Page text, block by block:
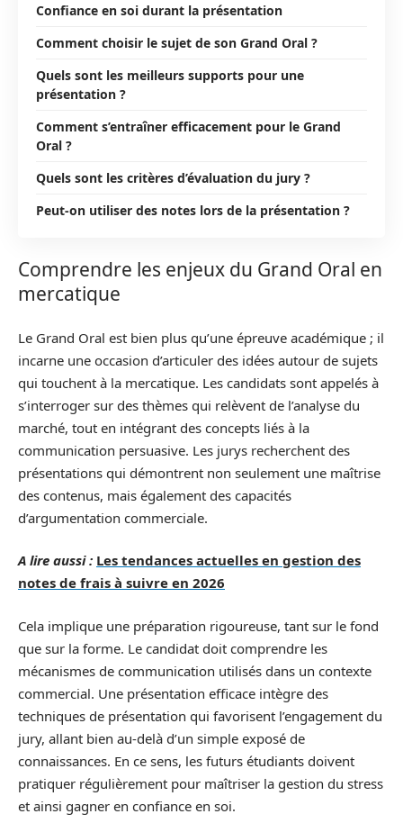
Confiance en soi durant la présentation
Comment choisir le sujet de son Grand Oral ?
Quels sont les meilleurs supports pour une
présentation ?
Comment s’entraîner efficacement pour le Grand
Oral ?
Quels sont les critères d’évaluation du jury ?
Peut-on utiliser des notes lors de la présentation ?
Comprendre les enjeux du Grand Oral en
mercatique
Le Grand Oral est bien plus qu’une épreuve académique ; il
incarne une occasion d’articuler des idées autour de sujets
qui touchent à la mercatique. Les candidats sont appelés à
s’interroger sur des thèmes qui relèvent de l’analyse du
marché, tout en intégrant des concepts liés à la
communication persuasive. Les jurys recherchent des
présentations qui démontrent non seulement une maîtrise
des contenus, mais également des capacités
d’argumentation commerciale.
A lire aussi : Les tendances actuelles en gestion des
notes de frais à suivre en 2026
Cela implique une préparation rigoureuse, tant sur le fond
que sur la forme. Le candidat doit comprendre les
mécanismes de communication utilisés dans un contexte
commercial. Une présentation efficace intègre des
techniques de présentation qui favorisent l’engagement du
jury, allant bien au-delà d’un simple exposé de
connaissances. En ce sens, les futurs étudiants doivent
pratiquer régulièrement pour maîtriser la gestion du stress
et ainsi gagner en confiance en soi.